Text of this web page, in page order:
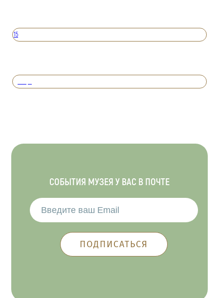
15
СОБЫТИЯ МУЗЕЯ У ВАС В ПОЧТЕ